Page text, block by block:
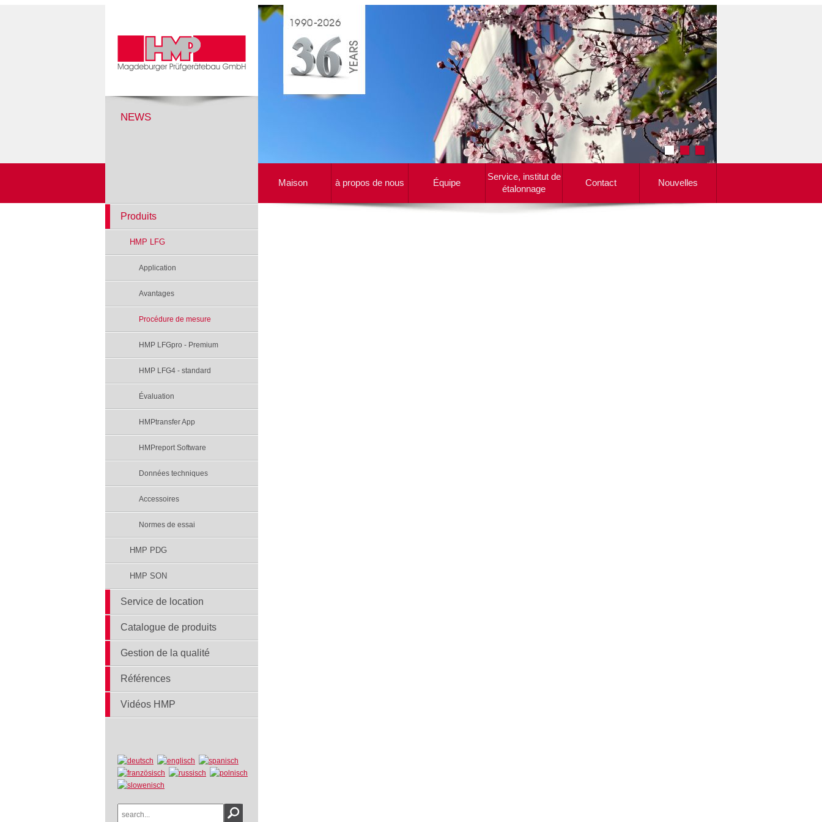
NEWS
Maison à propos de nous Équipe
Service, institut de
étalonnage
Contact Nouvelles
Produits
HMP LFG
Application
Avantages
Procédure de mesure
HMP LFGpro - Premium
HMP LFG4 - standard
Évaluation
HMPtransfer App
HMPreport Software
Données techniques
Accessoires
Normes de essai
HMP PDG
HMP SON
Service de location
Catalogue de produits
Gestion de la qualité
Références
Vidéos HMP